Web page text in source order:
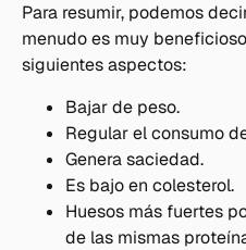
Para resumir, podemos
menudo es muy
siguientes aspectos:
Bajar de peso.
Regular el consumo
Genera saciedad.
Es bajo en colesterol.
Huesos más fuertes
de las mismas